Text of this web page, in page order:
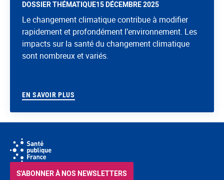
DOSSIER THÉMATIQUE15 DÉCEMBRE 2025
Le changement climatique contribue à modifier
rapidement et profondément l’environnement. Les
impacts sur la santé du changement climatique
sont nombreux et variés.
EN SAVOIR PLUS
S'ABONNER À NOS NEWSLETTERS